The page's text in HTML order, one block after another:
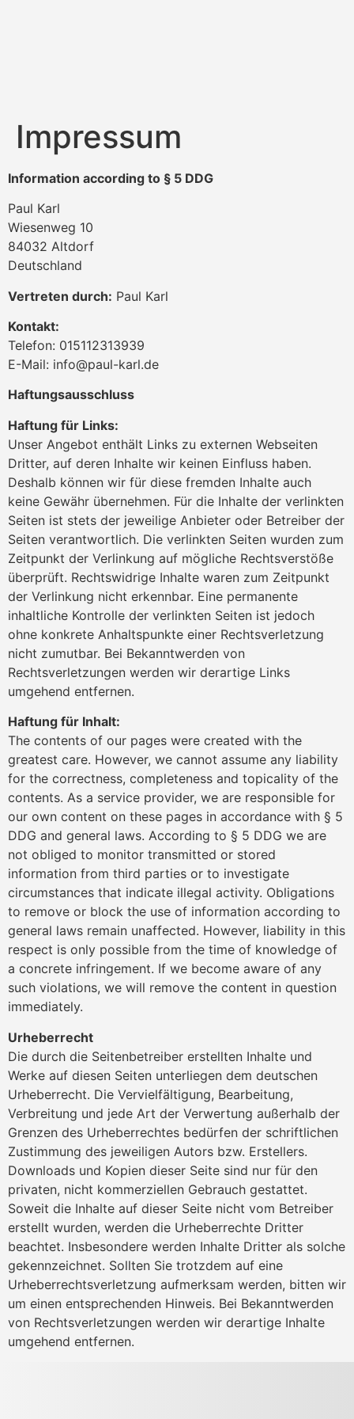
Impressum
Information according to § 5 DDG
Paul Karl
Wiesenweg 10
84032 Altdorf
Deutschland
Vertreten durch: Paul Karl
Kontakt:
Telefon: 015112313939
E-Mail: info@paul-karl.de
Haftungsausschluss
Haftung für Links:
Unser Angebot enthält Links zu externen Webseiten
Dritter, auf deren Inhalte wir keinen Einfluss haben.
Deshalb können wir für diese fremden Inhalte auch
keine Gewähr übernehmen. Für die Inhalte der verlinkten
Seiten ist stets der jeweilige Anbieter oder Betreiber der
Seiten verantwortlich. Die verlinkten Seiten wurden zum
Zeitpunkt der Verlinkung auf mögliche Rechtsverstöße
überprüft. Rechtswidrige Inhalte waren zum Zeitpunkt
der Verlinkung nicht erkennbar. Eine permanente
inhaltliche Kontrolle der verlinkten Seiten ist jedoch
ohne konkrete Anhaltspunkte einer Rechtsverletzung
nicht zumutbar. Bei Bekanntwerden von
Rechtsverletzungen werden wir derartige Links
umgehend entfernen.
Haftung für Inhalt:
The contents of our pages were created with the
greatest care. However, we cannot assume any liability
for the correctness, completeness and topicality of the
contents. As a service provider, we are responsible for
our own content on these pages in accordance with § 5
DDG and general laws. According to § 5 DDG we are
not obliged to monitor transmitted or stored
information from third parties or to investigate
circumstances that indicate illegal activity. Obligations
to remove or block the use of information according to
general laws remain unaffected. However, liability in this
respect is only possible from the time of knowledge of
a concrete infringement. If we become aware of any
such violations, we will remove the content in question
immediately.
Urheberrecht
Die durch die Seitenbetreiber erstellten Inhalte und
Werke auf diesen Seiten unterliegen dem deutschen
Urheberrecht. Die Vervielfältigung, Bearbeitung,
Verbreitung und jede Art der Verwertung außerhalb der
Grenzen des Urheberrechtes bedürfen der schriftlichen
Zustimmung des jeweiligen Autors bzw. Erstellers.
Downloads und Kopien dieser Seite sind nur für den
privaten, nicht kommerziellen Gebrauch gestattet.
Soweit die Inhalte auf dieser Seite nicht vom Betreiber
erstellt wurden, werden die Urheberrechte Dritter
beachtet. Insbesondere werden Inhalte Dritter als solche
gekennzeichnet. Sollten Sie trotzdem auf eine
Urheberrechtsverletzung aufmerksam werden, bitten wir
um einen entsprechenden Hinweis. Bei Bekanntwerden
von Rechtsverletzungen werden wir derartige Inhalte
umgehend entfernen.